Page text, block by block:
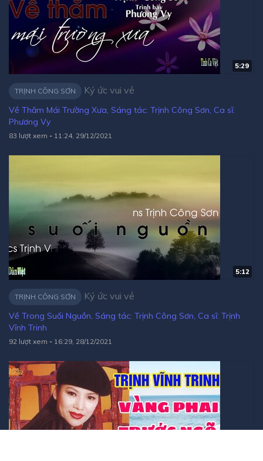
5:29
TRỊNH CÔNG SƠN Ký ức vui vẻ
Về Thăm Mái Trường Xưa, Sáng tác: Trịnh Công Sơn, Ca sĩ:
Phương Vy
83 lượt xem - 11:24, 29/12/2021
5:12
TRỊNH CÔNG SƠN Ký ức vui vẻ
Về Trong Suối Nguồn, Sáng tác: Trịnh Công Sơn, Ca sĩ: Trịnh
Vĩnh Trinh
92 lượt xem - 16:29, 28/12/2021